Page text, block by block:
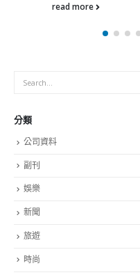
read more
分類
公司資料
副刊
娛樂
新聞
旅遊
時尚